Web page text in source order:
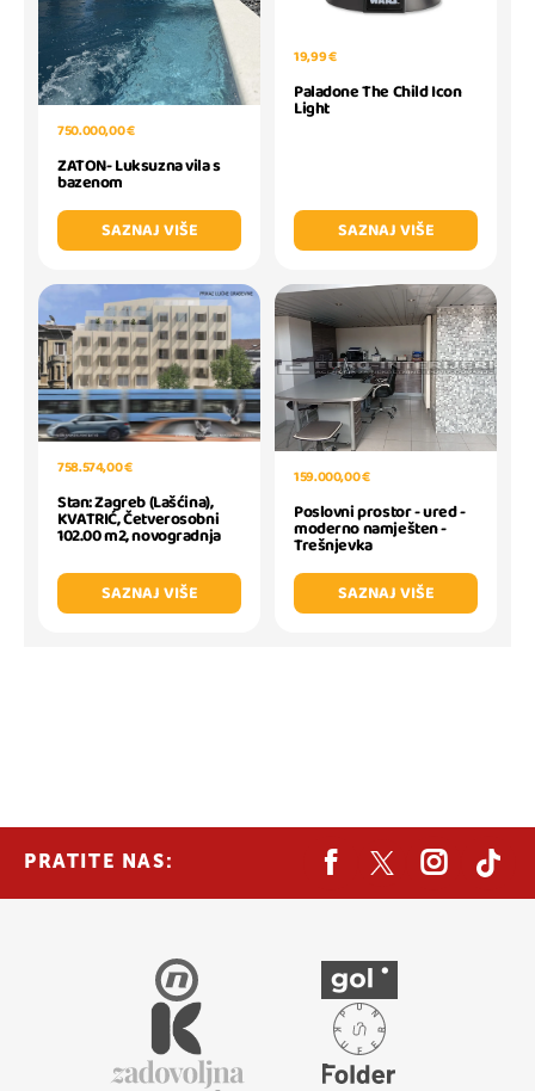
750.000,00 €
ZATON- Luksuzna vila s
bazenom
SAZNAJ VIŠE
19,99 €
Paladone The Child Icon
Light
SAZNAJ VIŠE
758.574,00 €
Stan: Zagreb (Lašćina),
KVATRIĆ, Četverosobni
102.00 m2, novogradnja
SAZNAJ VIŠE
159.000,00 €
Poslovni prostor - ured -
moderno namješten -
Trešnjevka
SAZNAJ VIŠE
PRATITE NAS: